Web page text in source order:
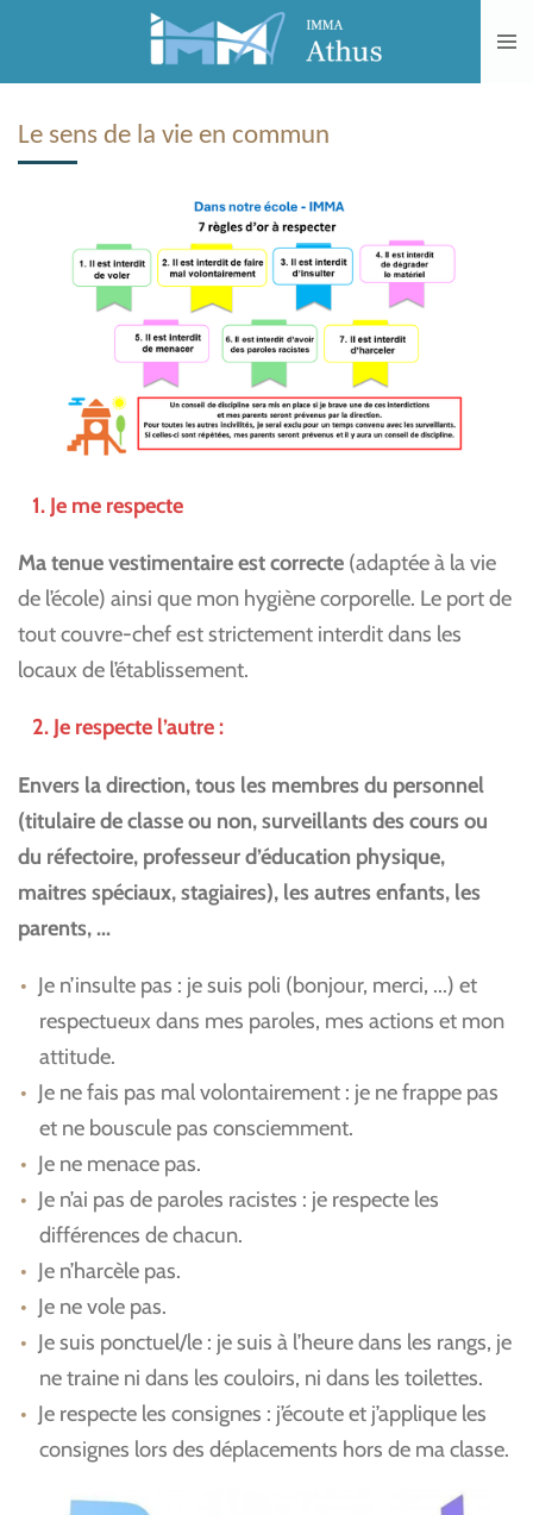
principal
Le sens de la vie en commun
1. Je me respecte
Ma tenue vestimentaire est correcte (adaptée à la vie
de l’école) ainsi que mon hygiène corporelle. Le port de
tout couvre-chef est strictement interdit dans les
locaux de l’établissement.
2. Je respecte l’autre :
Envers la direction, tous les membres du personnel
(titulaire de classe ou non, surveillants des cours ou
du réfectoire, professeur d’éducation physique,
maitres spéciaux, stagiaires), les autres enfants, les
parents, ...
Je n’insulte pas : je suis poli (bonjour, merci, ...) et
respectueux dans mes paroles, mes actions et mon
attitude.
Je ne fais pas mal volontairement : je ne frappe pas
et ne bouscule pas consciemment.
Je ne menace pas.
Je n’ai pas de paroles racistes : je respecte les
différences de chacun.
Je n’harcèle pas.
Je ne vole pas.
Je suis ponctuel/le : je suis à l’heure dans les rangs, je
ne traine ni dans les couloirs, ni dans les toilettes.
Je respecte les consignes : j’écoute et j’applique les
consignes lors des déplacements hors de ma classe.